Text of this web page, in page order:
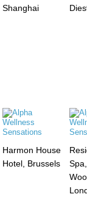
Shanghai
Harmon House
Hotel, Brussels